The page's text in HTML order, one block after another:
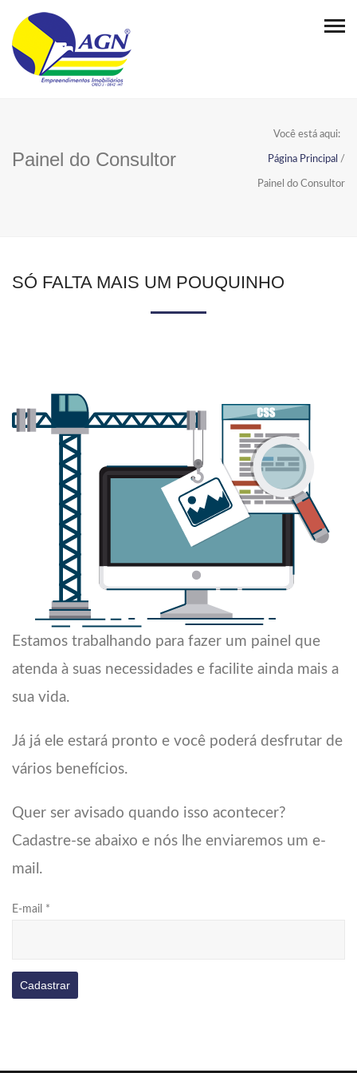
Painel do Consultor
Você está aqui:
Página Principal /
Painel do Consultor
SÓ FALTA MAIS UM POUQUINHO
Estamos trabalhando para fazer um painel que
atenda à suas necessidades e facilite ainda mais a
sua vida.
Já já ele estará pronto e você poderá desfrutar de
vários benefícios.
Quer ser avisado quando isso acontecer?
Cadastre-se abaixo e nós lhe enviaremos um e-
mail.
E-mail *